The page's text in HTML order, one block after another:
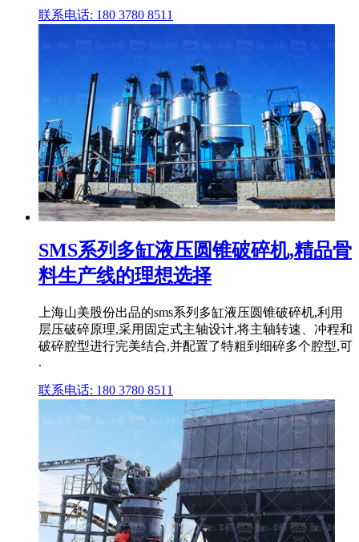
联系电话: 180 3780 8511
SMS系列多缸液压圆锥破碎机,精品骨
料生产线的理想选择
上海山美股份出品的sms系列多缸液压圆锥破碎机,利用
层压破碎原理,采用固定式主轴设计,将主轴转速、冲程和
破碎腔型进行完美结合,并配置了特粗到细碎多个腔型,可
.
联系电话: 180 3780 8511